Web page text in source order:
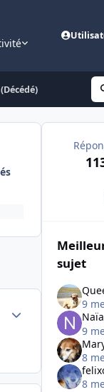
Author stats
sujet
9
Naïa
9
8
8